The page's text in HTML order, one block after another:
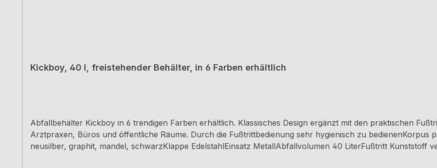
Kickboy, 40 l, freistehender Behälter, in 6 Farben erhältlich
Abfallbehälter Kickboy in 6 trendigen Farben erhältlich. Klassisches Design ergänzt mit den praktischen
Arztpraxen, Büros und öffentliche Räume. Durch die Fußtrittbedienung sehr hygienisch zu bedienenKorpus
neusilber, graphit, mandel, schwarzKlappe EdelstahlEinsatz MetallAbfallvolumen 40 LiterFußtritt Kunststoff